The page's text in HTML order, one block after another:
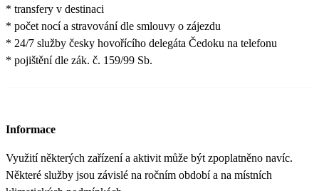
* transfery v destinaci
* počet nocí a stravování dle smlouvy o zájezdu
* 24/7 služby česky hovořícího delegáta Čedoku na telefonu
* pojištění dle zák. č. 159/99 Sb.
Informace
Využití některých zařízení a aktivit může být zpoplatněno navíc.
Některé služby jsou závislé na ročním období a na místních